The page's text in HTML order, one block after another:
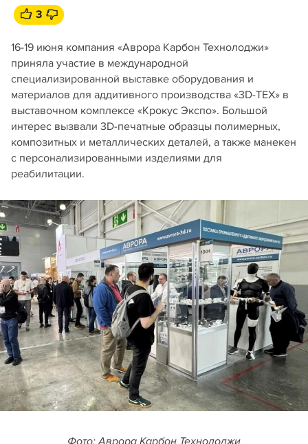
3
16-19 июня компания «Аврора Карбон Технолоджи»
приняла участие в международной
специализированной выставке оборудования и
материалов для аддитивного производства «3D-ТЕХ» в
выставочном комплексе «Крокус Экспо». Большой
интерес вызвали 3D-печатные образцы полимерных,
композитных и металлических деталей, а также манекен
с персонализированными изделиями для
реабилитации.
Фото: Аврора Карбон Технолоджи